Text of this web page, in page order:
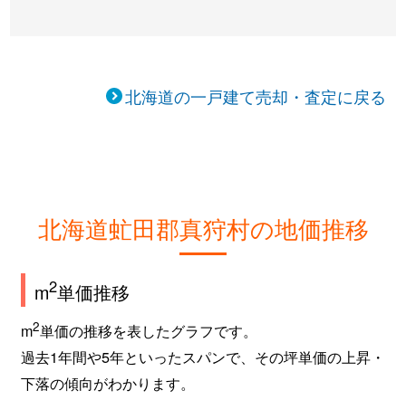
北海道の一戸建て売却・査定に戻る
北海道虻田郡真狩村の地価推移
m2単価推移
m2単価の推移を表したグラフです。
過去1年間や5年といったスパンで、その坪単価の上昇・
下落の傾向がわかります。